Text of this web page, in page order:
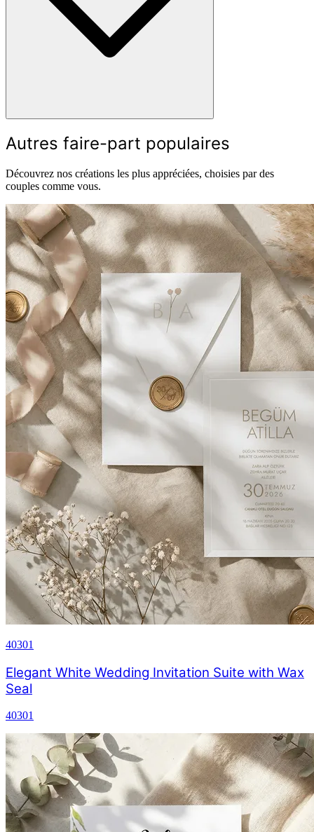
Autres faire-part populaires
Découvrez nos créations les plus appréciées, choisies par des
couples comme vous.
40301
Elegant White Wedding Invitation Suite with Wax
Seal
40301